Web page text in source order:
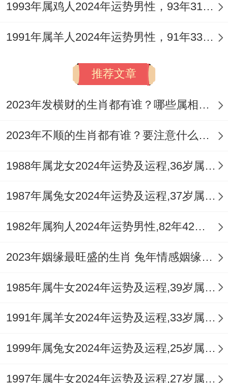
骨劳损。
1977年丁巳命主，丁火比肩助燃丙火，竞争
力亲为，白纸黑字为凭，1989年己巳之人己
挥，尤利专业技术人士，然伤官见劫财，言
语须谨慎，避免口舌招尤。
来就我」之象，利于学业深造或求职谋位，
但需处理好同辈人际关系，2013年癸巳孩
避免烫伤、摔伤，学业上易有好胜心，家长
宜多加引导。
1993年属鸡人2024年运势男性，93年31岁属鸡男2024年每月运程怎么样
1991年属羊人2024年运势男性，91年33岁属羊男2024年每月运程怎么样
推荐文章
2023年发横财的生肖都有谁？哪些属相财运旺盛？
2023年不顺的生肖都有谁？要注意什么呢？
1988年属龙女2024年运势及运程,36岁属龙人2024全年每月运势女性如何
1987年属兔女2024年运势及运程,37岁属兔人2024全年每月运势女性如何
1982年属狗人2024年运势男性,82年42岁属狗男2024年每月运程怎么样
2023年姻缘最旺盛的生肖 兔年情感姻缘运比较旺的属相
1985年属牛女2024年运势及运程,39岁属牛人2024全年每月运势女性如何
1991年属羊女2024年运势及运程,33岁属羊人2024全年每月运势女性如何
1999年属兔女2024年运势及运程,25岁属兔人2024全年每月运势女性如何
1997年属牛女2024年运势及运程,27岁属牛人2024全年每月运势女性如何